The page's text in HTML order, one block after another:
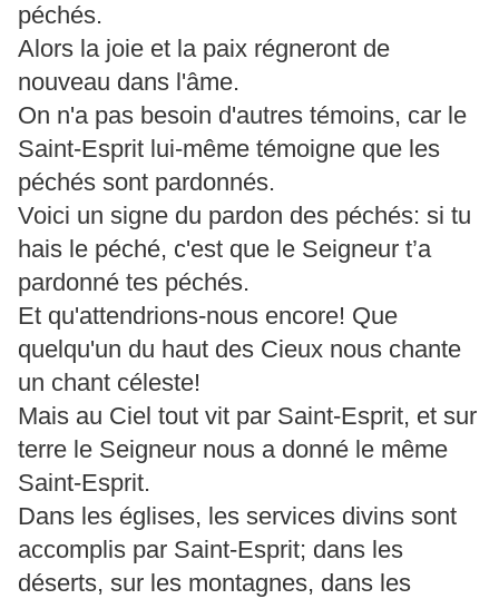
péchés.
Alors la joie et la paix régneront de
nouveau dans l'âme.
On n'a pas besoin d'autres témoins, car le
Saint-Esprit lui-même témoigne que les
péchés sont pardonnés.
Voici un signe du pardon des péchés: si tu
hais le péché, c'est que le Seigneur t’a
pardonné tes péchés.
Et qu'attendrions-nous encore! Que
quelqu'un du haut des Cieux nous chante
un chant céleste!
Mais au Ciel tout vit par Saint-Esprit, et sur
terre le Seigneur nous a donné le même
Saint-Esprit.
Dans les églises, les services divins sont
accomplis par Saint-Esprit; dans les
déserts, sur les montagnes, dans les